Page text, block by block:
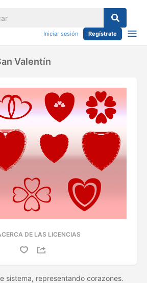
Iniciar sesión Regístrate
Valentín
DE LAS LICENCIAS
sistema, representando corazones.